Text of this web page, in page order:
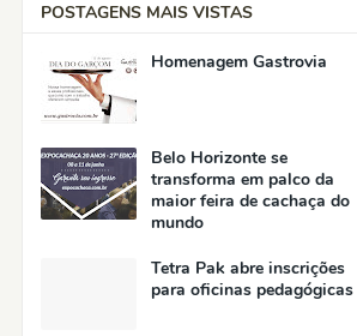
POSTAGENS MAIS VISTAS
Homenagem Gastrovia
Belo Horizonte se
transforma em palco da
maior feira de cachaça do
mundo
Tetra Pak abre inscrições
para oficinas pedagógicas